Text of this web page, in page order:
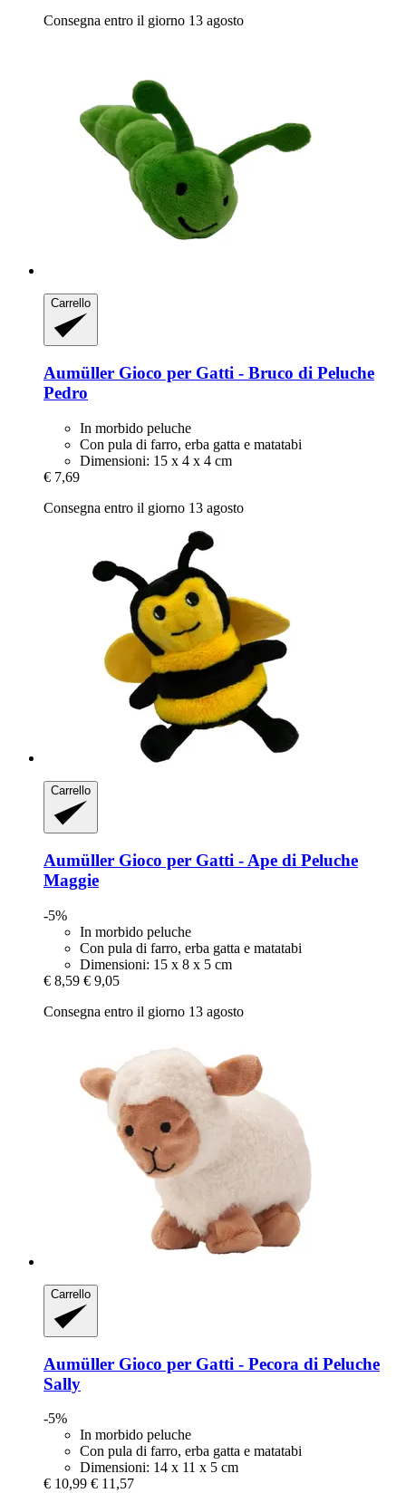
Consegna entro il giorno 13 agosto
Carrello
Aumüller Gioco per Gatti -​ Bruco di Peluche
Pedro
In morbido peluche
Con pula di farro, erba gatta e matatabi
Dimensioni: 15 x 4 x 4 cm
€ 7,69
Consegna entro il giorno 13 agosto
Carrello
Aumüller Gioco per Gatti -​ Ape di Peluche
Maggie
-5%
In morbido peluche
Con pula di farro, erba gatta e matatabi
Dimensioni: 15 x 8 x 5 cm
€ 8,59 € 9,05
Consegna entro il giorno 13 agosto
Carrello
Aumüller Gioco per Gatti -​ Pecora di Peluche
Sally
-5%
In morbido peluche
Con pula di farro, erba gatta e matatabi
Dimensioni: 14 x 11 x 5 cm
€ 10,99 € 11,57